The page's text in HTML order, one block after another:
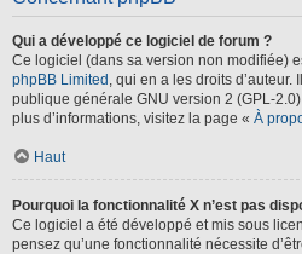
Qui a développé ce logiciel de forum ?
Ce logiciel (dans sa version non modifiée)
phpBB Limited , qui en a les droits
publique générale GNU version 2 (GPL-
plus d’informations, visitez la page « À
Haut
Pourquoi la fonctionnalité X n’est pas
Ce logiciel a été développé et mis sous
pensez qu’une fonctionnalité nécessite